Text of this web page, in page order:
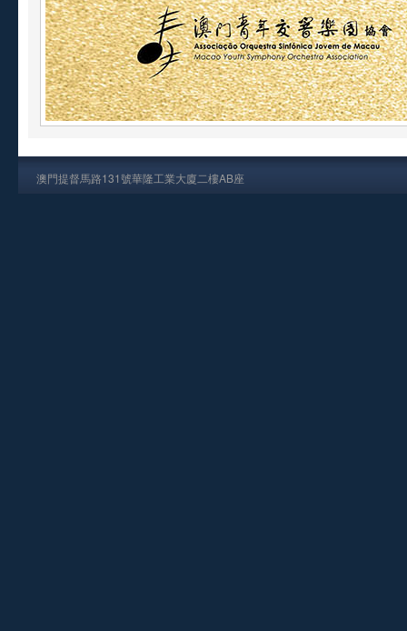
澳門提督馬路131號華隆工業大廈二樓AB座